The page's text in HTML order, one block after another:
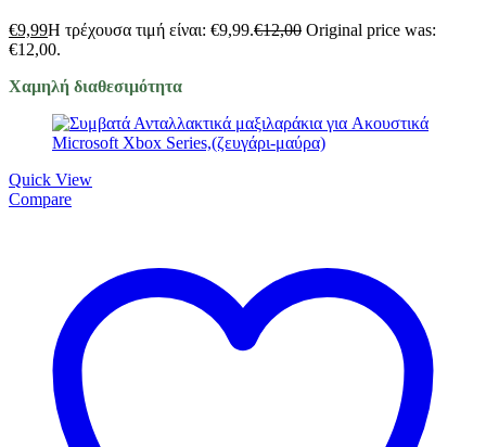
€9,99Η τρέχουσα τιμή είναι: €9,99.€12,00 Original price was:
€12,00.
Χαμηλή διαθεσιμότητα
Quick View
Compare